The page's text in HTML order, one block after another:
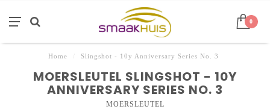
0
Home Slingshot - 10y Anniversary Series No. 3
MOERSLEUTEL SLINGSHOT - 10Y
ANNIVERSARY SERIES NO. 3
MOERSLEUTEL